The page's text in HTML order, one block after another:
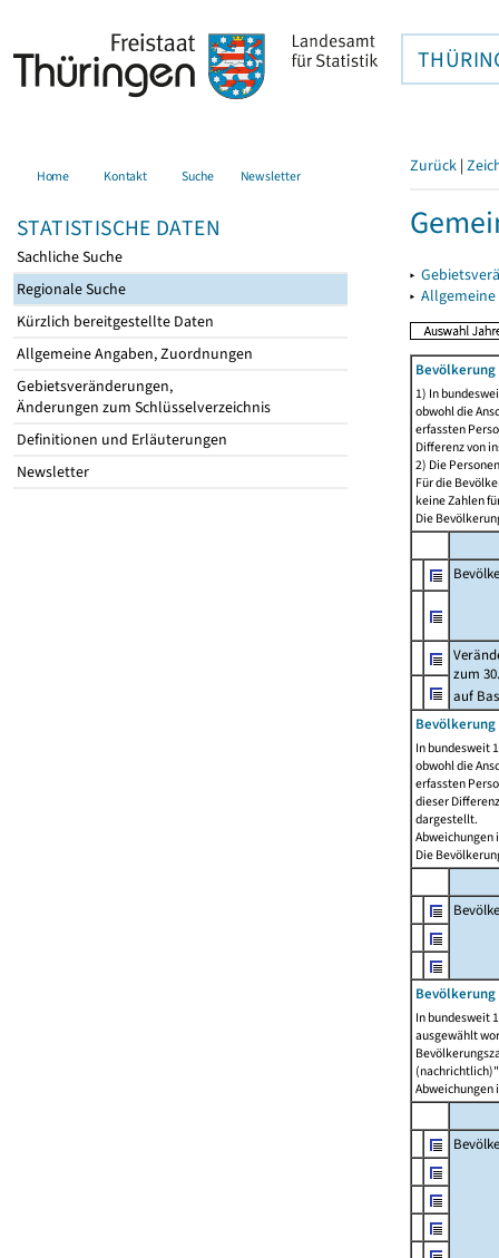
Home Kontakt Suche Newsletter
STATISTISCHE DATEN
Sachliche Suche
Regionale Suche
Kürzlich bereitgestellte Daten
Allgemeine Angaben, Zuordnungen
Gebietsveränderungen,
Änderungen zum Schlüsselverzeichnis
Definitionen und Erläuterungen
Newsletter
Zurück |
▸
▸
1) In
obwohl die
erfassten
Differenz von
2) Die
Für die
keine Zahlen
Die
zum
auf
Bevölkerung
In bundesweit
obwohl die
erfassten
dieser
dargestellt.
Abweichungen
Die
In bundesweit
ausgewählt
Abweichungen